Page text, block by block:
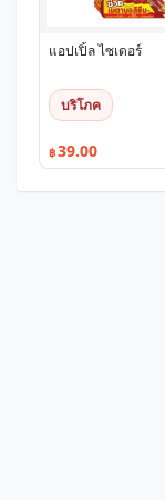
แอปเปิ้ล ไซเดอร์
บริโภค
฿39.00